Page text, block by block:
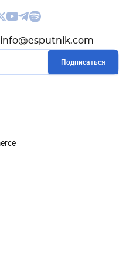
info@esputnik.com
Подписаться